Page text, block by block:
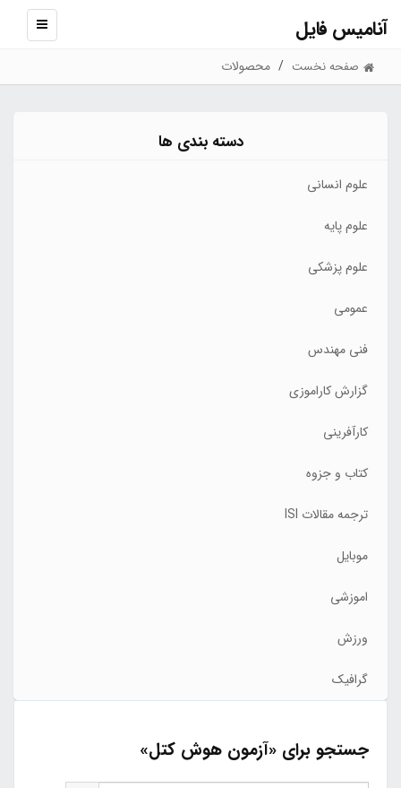
آنامیس فایل
نمایش
صفحه نخست محصولات
دسته بندی ها
علوم انسانی
علوم پایه
علوم پزشکی
عمومی
فنی مهندس
گزارش کاراموزی
کارآفرینی
کتاب و جزوه
ترجمه مقالات ISI
موبایل
اموزشی
ورزش
گرافیک
جستجو برای «آزمون هوش کتل»